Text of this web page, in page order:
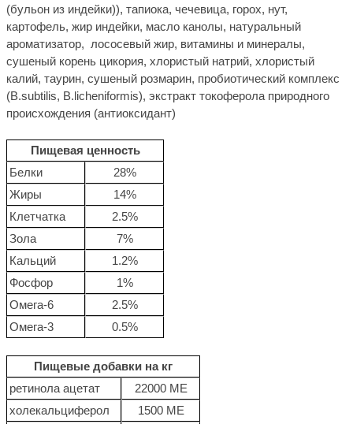
(бульон из индейки)), тапиока, чечевица, горох, нут,
картофель, жир индейки, масло канолы, натуральный
ароматизатор, лососевый жир, витамины и минералы,
сушеный корень цикория, хлористый натрий, хлористый
калий, таурин, сушеный розмарин, пробиотический комплекс
(B.subtilis, B.licheniformis), экстракт токоферола природного
происхождения (антиоксидант)
Пищевая ценность
Белки
28%
Жиры
14%
Клетчатка
2.5%
Зола
7%
Кальций
1.2%
Фосфор
1%
Омега-6
2.5%
Омега-3
0.5%
Пищевые добавки на кг
ретинола ацетат
22000 МЕ
холекальциферол
1500 МЕ